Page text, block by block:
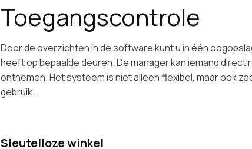
Toegangscontrole
Door de overzichten in de software kunt u in één
heeft op bepaalde deuren. De manager kan iemand direct
ontnemen. Het systeem is niet alleen flexibel, maar ook
gebruik.
Sleutelloze winkel